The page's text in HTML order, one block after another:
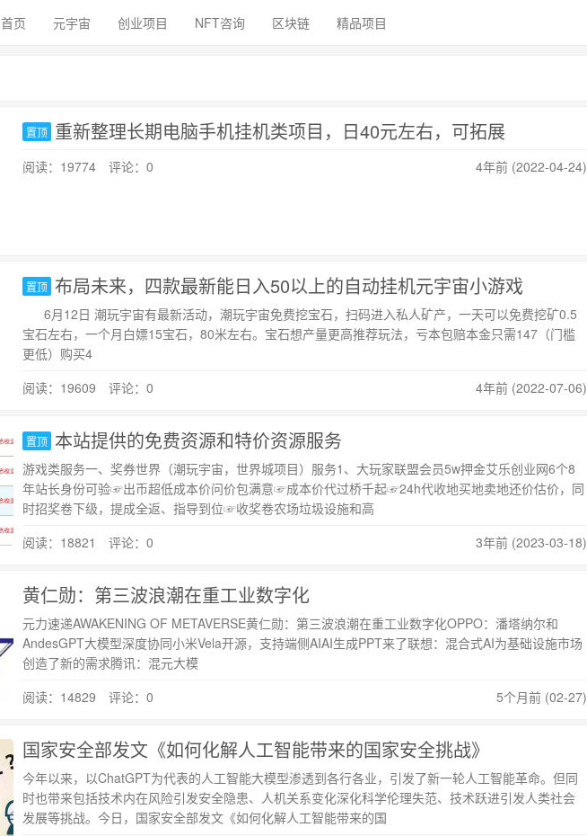
首页 元宇宙 创业项目 NFT咨询 区块链 精品项目
置顶 重新整理长期电脑手机挂机类项目，日40元左右，可拓展
阅读：19774 评论：0 4年前 (2022-04-24)
置顶 布局未来，四款最新能日入50以上的自动挂机元宇宙小游戏
6月12日 潮玩宇宙有最新活动，潮玩宇宙免费挖宝石，扫码进入私人矿产，一天可以免费挖矿0.5
宝石左右，一个月白嫖15宝石，80米左右。宝石想产量更高推荐玩法，亏本包赔本金只需147（门槛
更低）购买4
阅读：19609 评论：0
4年前 (2022-07-06)
置顶 本站提供的免费资源和特价资源服务
游戏类服务一、奖券世界（潮玩宇宙，世界城项目）服务1、大玩家联盟会员5w押金艾乐创业网6个8
年站长身份可验☞出币超低成本价问价包满意☞成本价代过桥千起☞24h代收地买地卖地还价估价，同
时招奖卷下级，提成全返、指导到位☞收奖卷农场垃圾设施和高
阅读：18821 评论：0
3年前 (2023-03-18)
黄仁勋：第三波浪潮在重工业数字化
元力速递AWAKENING OF METAVERSE黄仁勋：第三波浪潮在重工业数字化OPPO：潘塔纳尔和
AndesGPT大模型深度协同小米Vela开源，支持端侧AIAI生成PPT来了联想：混合式AI为基础设施市场
创造了新的需求腾讯：混元大模
阅读：14829 评论：0
5个月前 (02-27)
国家安全部发文《如何化解人工智能带来的国家安全挑战》
今年以来，以ChatGPT为代表的人工智能大模型渗透到各行各业，引发了新一轮人工智能革命。但同
时也带来包括技术内在风险引发安全隐患、人机关系变化深化科学伦理失范、技术跃进引发人类社会
发展等挑战。今日，国家安全部发文《如何化解人工智能带来的国